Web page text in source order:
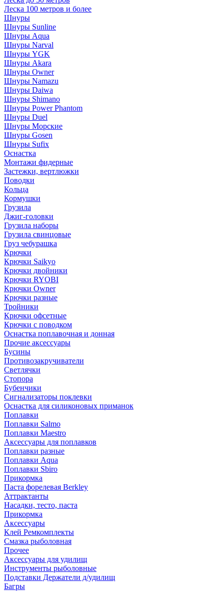
Леска 100 метров и более
Шнуры
Шнуры Sunline
Шнуры Aqua
Шнуры Narval
Шнуры YGK
Шнуры Akara
Шнуры Owner
Шнуры Namazu
Шнуры Daiwa
Шнуры Shimano
Шнуры Power Phantom
Шнуры Duel
Шнуры Морские
Шнуры Gosen
Шнуры Sufix
Оснастка
Монтажи фидерные
Застежки, вертлюжки
Поводки
Кольца
Кормушки
Грузила
Джиг-головки
Грузила наборы
Грузила свинцовые
Груз чебурашка
Крючки
Крючки Saikyo
Крючки двойники
Крючки RYOBI
Крючки Owner
Крючки разные
Тройники
Крючки офсетные
Крючки с поводком
Оснастка поплавочная и донная
Прочие аксессуары
Бусины
Противозакручиватели
Светлячки
Стопора
Бубенчики
Сигнализаторы поклевки
Оснастка для силиконовых приманок
Поплавки
Поплавки Salmo
Поплавки Maestro
Аксессуары для поплавков
Поплавки разные
Поплавки Aqua
Поплавки Sbiro
Прикормка
Паста форелевая Berkley
Аттрактанты
Насадки, тесто, паста
Прикормка
Аксессуары
Клей Ремкомплекты
Смазка рыболовная
Прочее
Аксессуары для удилищ
Инструменты рыболовные
Подставки Держатели д/удилищ
Багры